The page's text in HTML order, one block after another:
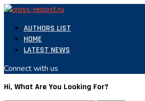
AUTHORS LIST
HOME
LATEST NEWS
Connect with us
Hi, What Are You Looking For?